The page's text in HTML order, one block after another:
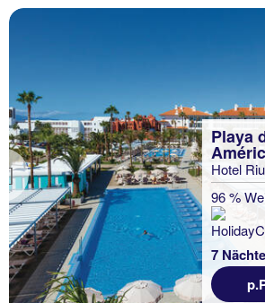
Previous
Playa
Hotel
96 %
7